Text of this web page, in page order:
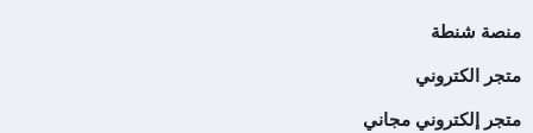
منصة شنطة
متجر الكتروني
متجر إلكتروني مجاني